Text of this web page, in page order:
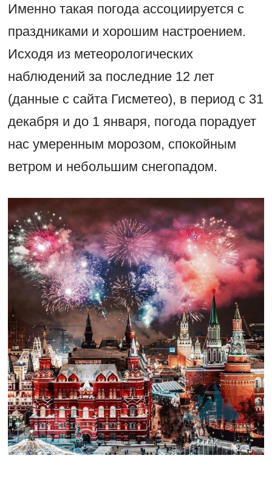
Именно такая погода ассоциируется с
праздниками и хорошим настроением.
Исходя из метеорологических
наблюдений за последние 12 лет
(данные с сайта Гисметео), в период с 31
декабря и до 1 января, погода порадует
нас умеренным морозом, спокойным
ветром и небольшим снегопадом.